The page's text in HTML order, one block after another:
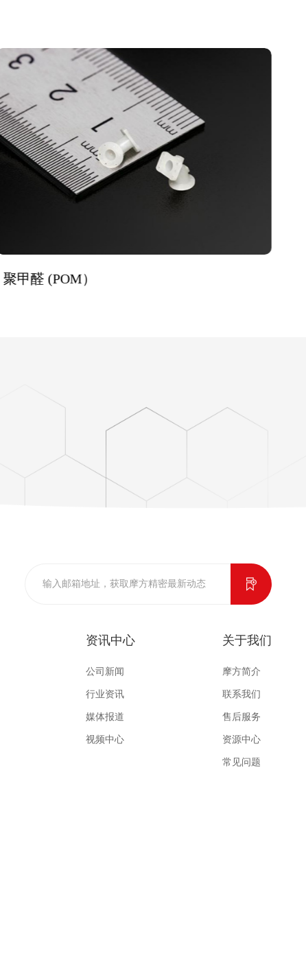
聚甲醛 (POM）
资讯中心
公司新闻
行业资讯
媒体报道
视频中心
关于我们
摩方简介
联系我们
售后服务
资源中心
常见问题